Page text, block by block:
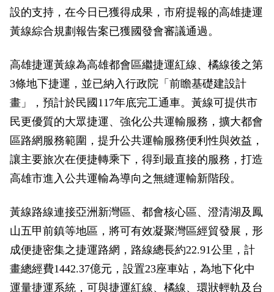
設的支持，在今日已獲得成果，市府提報的高雄捷運
黃線綜合規劃報告案已獲國發會審議通過。
高雄捷運黃線為高雄都會區繼捷運紅線、橘線後之第
3條地下捷運，並已納入行政院「前瞻基礎建設計
畫」，預計於民國117年底完工通車。黃線可提供市
民更優質的大眾捷運、強化公共運輸服務，擴大都會
區路網服務範圍，提升公共運輸服務便利性與效益，
讓主要旅次在便捷轉乘下，得到最直接的服務，打造
高雄市進入公共運輸為導向之無縫運輸新階段。
黃線路線連接亞洲新灣區、都會核心區、澄清湖及鳳
山五甲前鎮等地區，將可有效凝聚灣區經貿發展，形
成便捷密集之捷運路網，路線總長約22.91公里，計
畫總經費1442.37億元，設置23座車站，為地下化中
運量捷運系統，可與捷運紅線、橘線、環狀輕軌及台